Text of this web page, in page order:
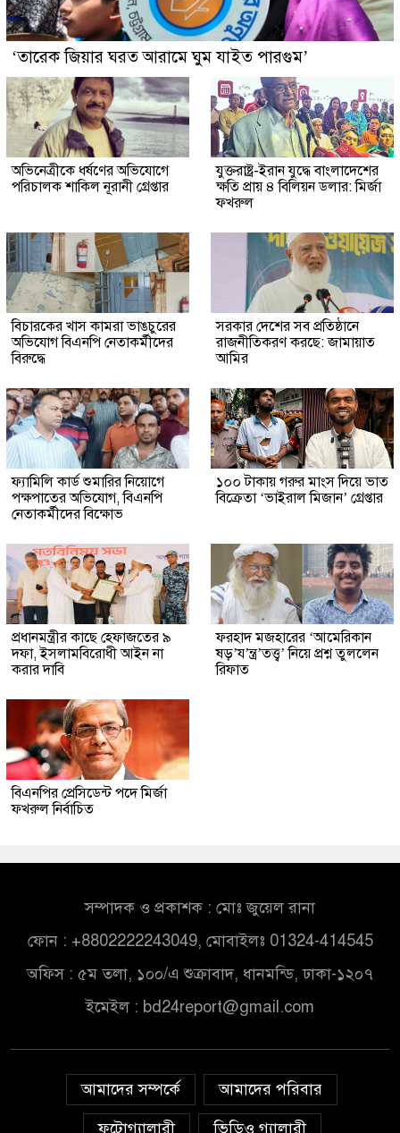
‘তারেক জিয়ার ঘরত আরামে ঘুম যাইত পারগুম’
অভিনেত্রীকে ধর্ষণের অভিযোগে
পরিচালক শাকিল নূরানী গ্রেপ্তার
যুক্তরাষ্ট্র-ইরান যুদ্ধে বাংলাদেশের
ক্ষতি প্রায় ৪ বিলিয়ন ডলার: মির্জা
ফখরুল
বিচারকের খাস কামরা ভাঙচুরের
অভিযোগ বিএনপি নেতাকর্মীদের
বিরুদ্ধে
সরকার দেশের সব প্রতিষ্ঠানে
রাজনীতিকরণ করছে: জামায়াত
আমির
ফ্যামিলি কার্ড শুমারির নিয়োগে
পক্ষপাতের অভিযোগ, বিএনপি
নেতাকর্মীদের বিক্ষোভ
১০০ টাকায় গরুর মাংস দিয়ে ভাত
বিক্রেতা ‘ভাইরাল মিজান’ গ্রেপ্তার
প্রধানমন্ত্রীর কাছে হেফাজতের ৯
দফা, ইসলামবিরোধী আইন না
করার দাবি
ফরহাদ মজহারের ‘আমেরিকান
ষড়’য’ন্ত্র’তত্ত্ব’ নিয়ে প্রশ্ন তুললেন
রিফাত
বিএনপির প্রেসিডেন্ট পদে মির্জা
ফখরুল নির্বাচিত
সম্পাদক ও প্রকাশক : মোঃ জুয়েল রানা
ফোন : +8802222243049, মোবাইলঃ 01324-414545
অফিস : ৫ম তলা, ১০০/এ শুক্রাবাদ, ধানমন্ডি, ঢাকা-১২০৭
ইমেইল : bd24report@gmail.com
আমাদের সম্পর্কে
আমাদের পরিবার
ফটোগ্যালারী
ভিডিও গ্যালারী